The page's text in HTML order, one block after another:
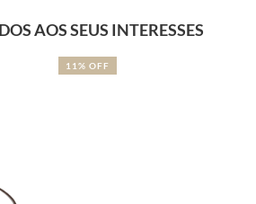
AOS SEUS INTERESSES
11% OFF